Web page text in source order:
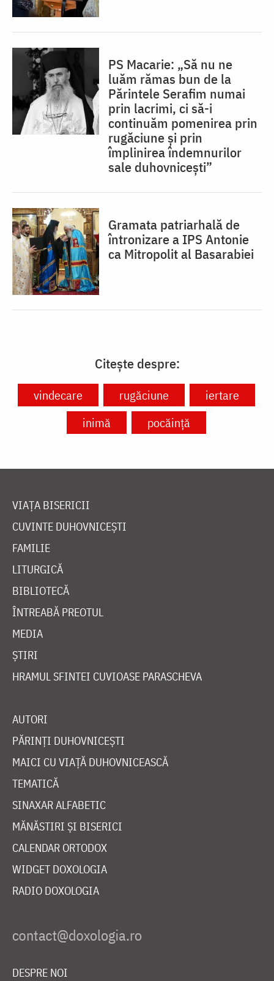
PS Macarie: „Să nu ne
luăm rămas bun de la
Părintele Serafim numai
prin lacrimi, ci să-i
continuăm pomenirea prin
rugăciune și prin
împlinirea îndemnurilor
sale duhovnicești”
Gramata patriarhală de
întronizare a IPS Antonie
ca Mitropolit al Basarabiei
Citește despre:
vindecare rugăciune
iertare
inimă
pocăință
VIAȚA BISERICII
CUVINTE DUHOVNICEȘTI
FAMILIE
LITURGICĂ
BIBLIOTECĂ
ÎNTREABĂ PREOTUL
MEDIA
ȘTIRI
HRAMUL SFINTEI CUVIOASE PARASCHEVA
AUTORI
PĂRINȚI DUHOVNICEȘTI
MAICI CU VIAȚĂ DUHOVNICEASCĂ
TEMATICĂ
SINAXAR ALFABETIC
MĂNĂSTIRI ȘI BISERICI
CALENDAR ORTODOX
WIDGET DOXOLOGIA
RADIO DOXOLOGIA
DESPRE NOI